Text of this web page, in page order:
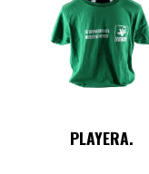
PLAYERA.